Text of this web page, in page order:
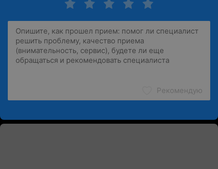
Рекомендую